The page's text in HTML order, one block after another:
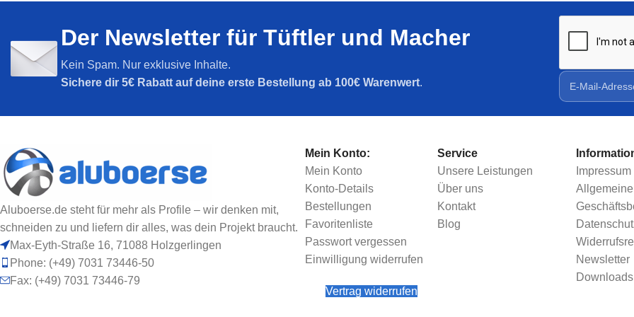
SPARPAKETE
Sparpakete
Nut 8
Der Newsletter für Tüftler und Macher
Kein Spam. Nur exklusive Inhalte.
Sichere dir 5€ Rabatt auf deine erste Bestellung ab 100€ Warenwert.
Aluboerse.de steht für mehr als Profile – wir denken mit,
schneiden zu und liefern dir alles, was dein Projekt braucht.
Max-Eyth-Straße 16, 71088 Holzgerlingen
Phone: (+49) 7031 73446-50
Fax: (+49) 7031 73446-79
Mein Konto:
Mein Konto
Konto-Details
Bestellungen
Favoritenliste
Passwort vergessen
Einwilligung widerrufen
Vertrag widerrufen
Service
Unsere Leistungen
Über uns
Kontakt
Blog
Impressum
Allgemeine
Newsletter
Downloads